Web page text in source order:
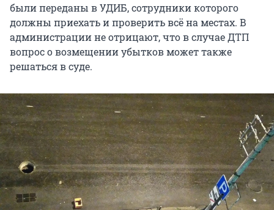
были переданы в УДИБ, сотрудники которого
должны приехать и проверить всё на местах. В
администрации не отрицают, что в случае ДТП
вопрос о возмещении убытков может также
решаться в суде.